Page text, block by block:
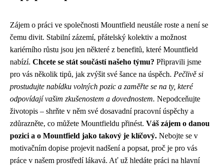
Zájem o práci ve společnosti Mountfield neustále roste a není se
čemu divit. Stabilní zázemí, přátelský kolektiv a možnost
kariérního růstu jsou jen některé z benefitů, které Mountfield
nabízí. Chcete se stát součástí našeho týmu? Připravili jsme
pro vás několik tipů, jak zvýšit své šance na úspěch. Pečlivě si
prostudujte nabídku volných pozic a zaměřte se na ty, které
odpovídají vašim zkušenostem a dovednostem. Nepodceňujte
životopis – shrňte v něm své dosavadní pracovní úspěchy a
zdůrazněte, co můžete Mountfieldu přinést. Váš zájem o danou
pozici a o Mountfield jako takový je klíčový. Nebojte se v
motivačním dopise projevit nadšení a popsat, proč je pro vás
práce v našem prostředí lákavá. Ať už hledáte práci na hlavní